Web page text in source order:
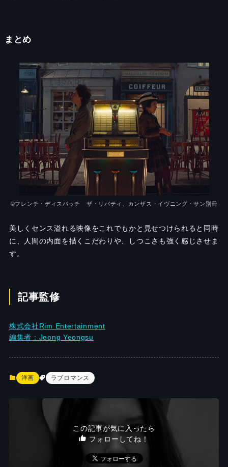
まとめ
©︎フレンチ・ディスパッチ ザ・リバティ、カンザス・イヴニング・サン別冊
美しくセンス溢れる映像をこれでもかと見せつけられると同時
に、人間の内面を描くこだわりや、しつこさも強く感じさせま
す。
記事監修
株式会社Rim Entertainment
編集者：Jeong Yeongsu
洋画 ラブロマンス
この記事が気に入ったら
フォローしてね！